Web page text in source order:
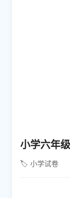
小学六年
🏷️ 小学试卷